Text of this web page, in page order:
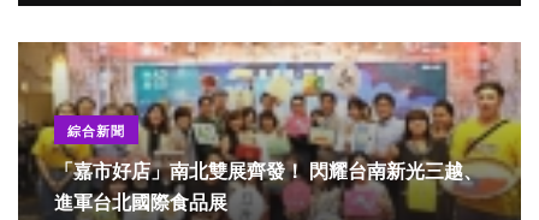
綜合新聞
「嘉市好店」南北雙展齊發！ 閃耀台南新光三越、
進軍台北國際食品展